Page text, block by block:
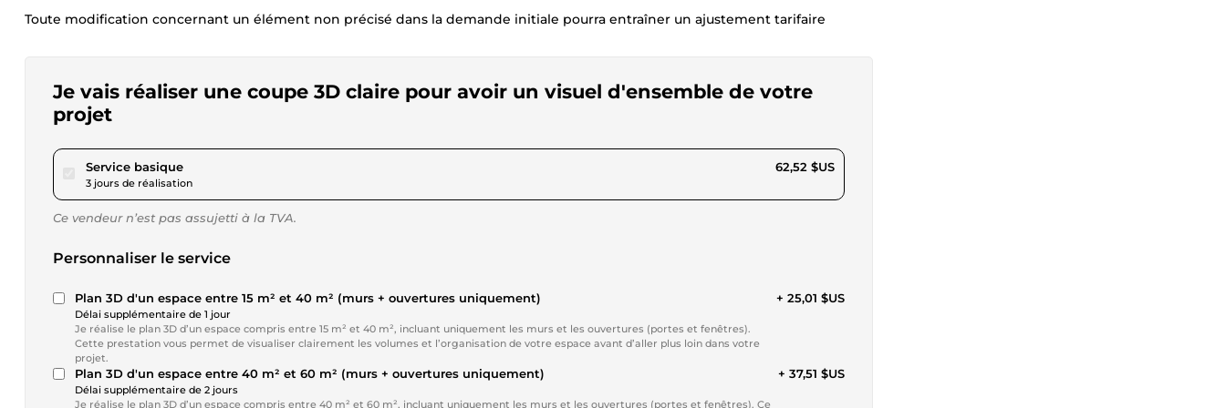
Toute modification concernant un élément non précisé dans la demande initiale pourra entraîner un ajustement tarifaire
Je vais réaliser une coupe 3D claire pour avoir un visuel d'ensemble de votre
projet
Service basiquepour 57,62 $US
3 jours de réalisation
62,52 $US
Ce vendeur n’est pas assujetti à la TVA.
Personnaliser le service
Plan 3D d'un espace entre 15 m² et 40 m² (murs + ouvertures uniquement)
Délai supplémentaire de 1 jour
Je réalise le plan 3D d’un espace compris entre 15 m² et 40 m², incluant uniquement les murs et les ouvertures (portes et fenêtres).
Cette prestation vous permet de visualiser clairement les volumes et l’organisation de votre espace avant d’aller plus loin dans votre
projet.
+ 25,01 $US
Plan 3D d'un espace entre 40 m² et 60 m² (murs + ouvertures uniquement)
Délai supplémentaire de 2 jours
Je réalise le plan 3D d’un espace compris entre 40 m² et 60 m², incluant uniquement les murs et les ouvertures (portes et fenêtres). Ce
+ 37,51 $US